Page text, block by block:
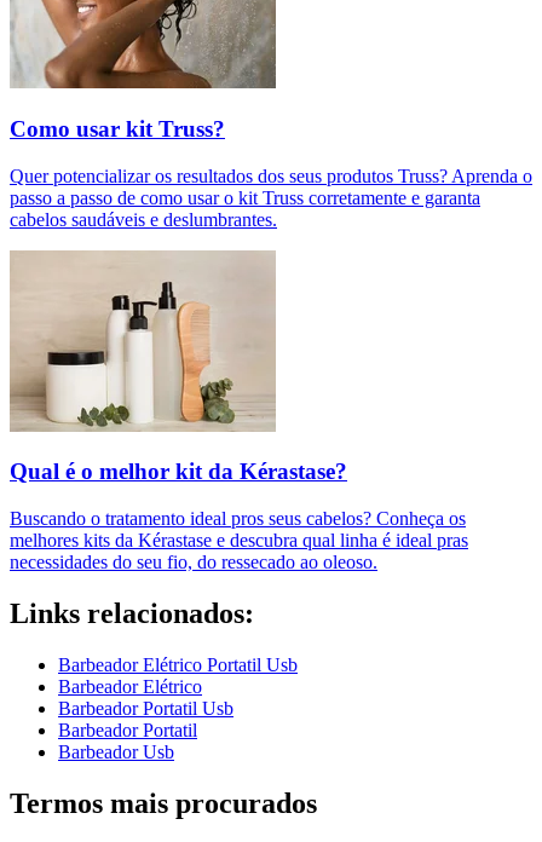
Como usar kit Truss?
Quer potencializar os resultados dos seus produtos Truss? Aprenda o
passo a passo de como usar o kit Truss corretamente e garanta
cabelos saudáveis e deslumbrantes.
Qual é o melhor kit da Kérastase?
Buscando o tratamento ideal pros seus cabelos? Conheça os
melhores kits da Kérastase e descubra qual linha é ideal pras
necessidades do seu fio, do ressecado ao oleoso.
Links relacionados:
Barbeador Elétrico Portatil Usb
Barbeador Elétrico
Barbeador Portatil Usb
Barbeador Portatil
Barbeador Usb
Termos mais procurados